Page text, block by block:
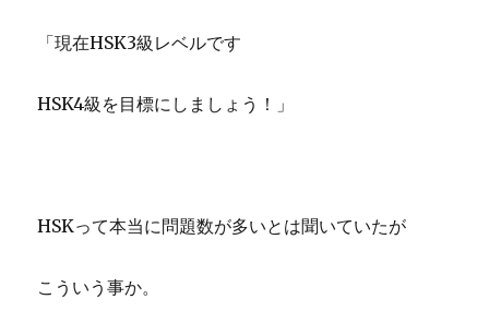
「現在HSK3級レベルです
HSK4級を目標にしましょう！」
HSKって本当に問題数が多いとは聞いていたが
こういう事か。